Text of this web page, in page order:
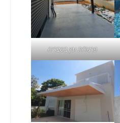
פרגולות עץ בטבריה